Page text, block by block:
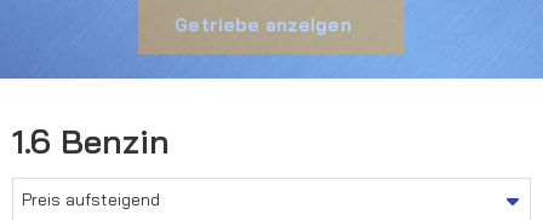
Getriebe anzeigen
1.6 Benzin